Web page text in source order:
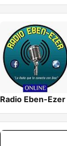
Radio Eben-Ezer